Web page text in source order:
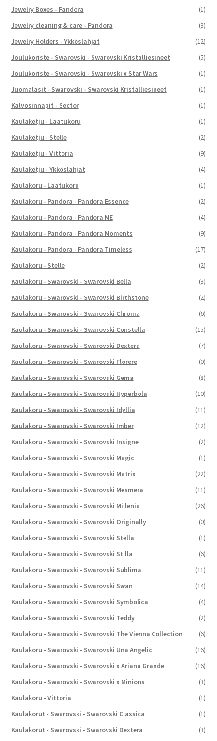
Jewelry Boxes - Pandora
(1)
Jewelry cleaning & care - Pandora
(3)
Jewelry Holders - Ykköslahjat
(12)
Joulukoriste - Swarovski - Swarovski Kristalliesineet
(5)
Joulukoriste - Swarovski - Swarovski x Star Wars
(1)
Juomalasit - Swarovski - Swarovski Kristalliesineet
(1)
Kalvosinnapit - Sector
(1)
Kaulaketju - Laatukoru
(1)
Kaulaketju - Stelle
(2)
Kaulaketju - Vittoria
(9)
Kaulaketju - Ykköslahjat
(4)
Kaulakoru - Laatukoru
(1)
Kaulakoru - Pandora - Pandora Essence
(2)
Kaulakoru - Pandora - Pandora ME
(4)
Kaulakoru - Pandora - Pandora Moments
(9)
Kaulakoru - Pandora - Pandora Timeless
(17)
Kaulakoru - Stelle
(2)
Kaulakoru - Swarovski - Swarovski Bella
(3)
Kaulakoru - Swarovski - Swarovski Birthstone
(2)
Kaulakoru - Swarovski - Swarovski Chroma
(6)
Kaulakoru - Swarovski - Swarovski Constella
(15)
Kaulakoru - Swarovski - Swarovski Dextera
(7)
Kaulakoru - Swarovski - Swarovski Florere
(0)
Kaulakoru - Swarovski - Swarovski Gema
(8)
Kaulakoru - Swarovski - Swarovski Hyperbola
(10)
Kaulakoru - Swarovski - Swarovski Idyllia
(11)
Kaulakoru - Swarovski - Swarovski Imber
(12)
Kaulakoru - Swarovski - Swarovski Insigne
(2)
Kaulakoru - Swarovski - Swarovski Magic
(1)
Kaulakoru - Swarovski - Swarovski Matrix
(22)
Kaulakoru - Swarovski - Swarovski Mesmera
(11)
Kaulakoru - Swarovski - Swarovski Millenia
(26)
Kaulakoru - Swarovski - Swarovski Originally
(0)
Kaulakoru - Swarovski - Swarovski Stella
(1)
Kaulakoru - Swarovski - Swarovski Stilla
(6)
Kaulakoru - Swarovski - Swarovski Sublima
(11)
Kaulakoru - Swarovski - Swarovski Swan
(14)
Kaulakoru - Swarovski - Swarovski Symbolica
(4)
Kaulakoru - Swarovski - Swarovski Teddy
(2)
Kaulakoru - Swarovski - Swarovski The Vienna Collection
(6)
Kaulakoru - Swarovski - Swarovski Una Angelic
(16)
Kaulakoru - Swarovski - Swarovski x Ariana Grande
(16)
Kaulakoru - Swarovski - Swarovski x Minions
(3)
Kaulakoru - Vittoria
(1)
Kaulakorut - Swarovski - Swarovski Classica
(1)
Kaulakorut - Swarovski - Swarovski Dextera
(3)